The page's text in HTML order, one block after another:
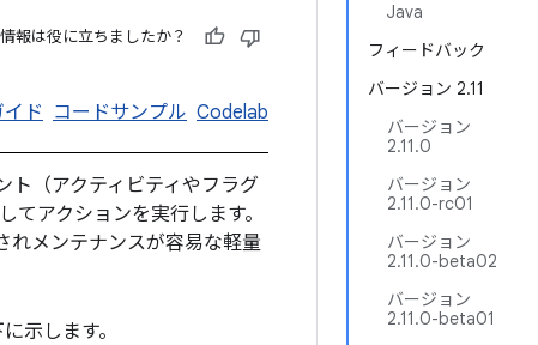
Java
フィードバック
バージョン 2.11
バージョン
2.11.0
バージョン
2.11.0-rc01
バージョン
2.11.0-beta02
バージョン
2.11.0-beta01
報は役に立ちましたか？
ド コードサンプル Codelab
ト（アクティビティやフラグ
アクションを実行します。
れメンテナンスが容易な軽量
示します。